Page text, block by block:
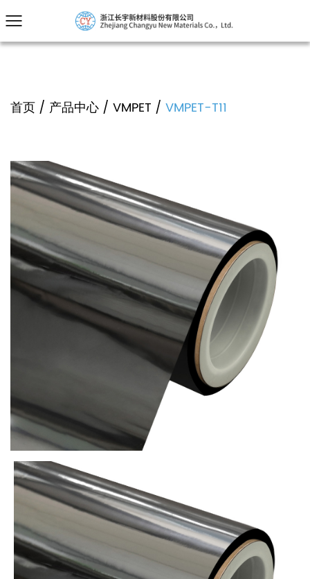
首页 / 产品中心 / VMPET / VMPET-T11